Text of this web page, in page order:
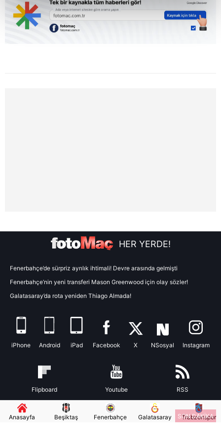
kalemimiz olduğunu sizlere hatırlatmak isteriz.
Her halükârda, kullanıcılar, bu çerezlere izin vermedikleri
6698 sayılı Kişisel Verilerin Korunması Kanunu uyarınca
almak için lütfen
SON DAKİKA
HER YERDE!
Fenerbahçe’de sürpriz ayrılık ihtimali! Devre arasında gelmişti
Fenerbahçe’nin yeni transferi Mason Greenwood için olay sözler!
Galatasaray’da rota yeniden Thiago Almada!
iPhone Android iPad Facebook X NSosyal Instagram
Flipboard Youtube RSS
Anasayfa Beşiktaş Fenerbahçe Galatasaray Trabzonspor